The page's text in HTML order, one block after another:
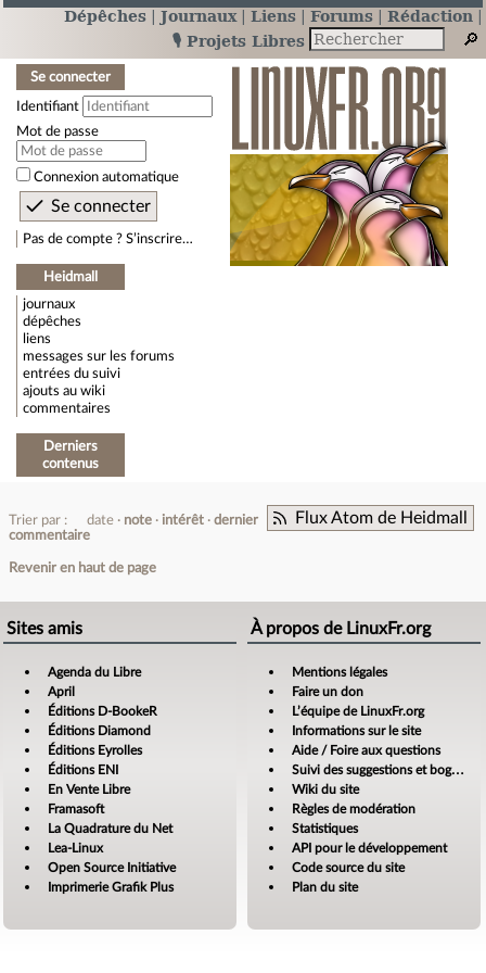
Dépêches Journaux Liens Forums
Rédaction
🎙️ Projets Libres
Se connecter
Identifiant
Mot de passe
Connexion automatique
Pas de compte ? S’inscrire…
Heidmall
journaux
dépêches
liens
messages sur les forums
entrées du suivi
ajouts au wiki
commentaires
Derniers
contenus
Flux Atom de Heidmall
Trier par : date note intérêt
dernier
commentaire
Revenir en haut de page
Sites amis
Agenda du Libre
April
Éditions D-BookeR
Éditions Diamond
Éditions Eyrolles
Éditions ENI
En Vente Libre
Framasoft
La Quadrature du Net
Lea-Linux
Open Source Initiative
Imprimerie Grafik Plus
À propos de LinuxFr.org
Mentions légales
Faire un don
L’équipe de LinuxFr.org
Informations sur le site
Aide / Foire aux questions
Suivi des suggestions et bogues
Wiki du site
Règles de modération
Statistiques
API pour le développement
Code source du site
Plan du site